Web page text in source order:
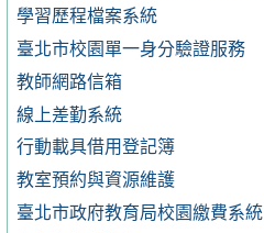
學習歷程檔案系統
臺北市校園單一身分驗證服務
教師網路信箱
線上差勤系統
行動載具借用登記簿
教室預約與資源維護
臺北市政府教育局校園繳費系統